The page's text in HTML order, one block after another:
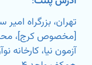
تهران، بزرگراه
[مخصوص کرج]،